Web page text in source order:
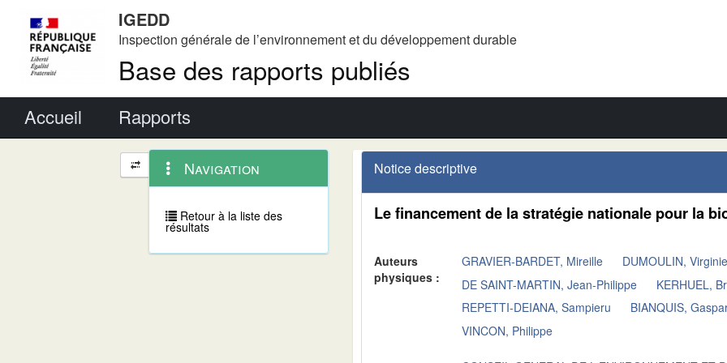
IGEDD
Inspection générale de l’environnement et du développement durable
Base des rapports publiés
Accueil Rapports
Navigation
et
outils
annexes
contextuel
Navigation
Retour à la liste des
résultats
Notice descriptive
Le financement de la stratégie nationale pour la
Auteurs
physiques :
GRAVIER-BARDET, Mireille
DUMOULIN, Virginie
DE SAINT-MARTIN, Jean-Philippe
KERHUEL,
REPETTI-DEIANA, Sampieru
BIANQUIS,
VINCON, Philippe